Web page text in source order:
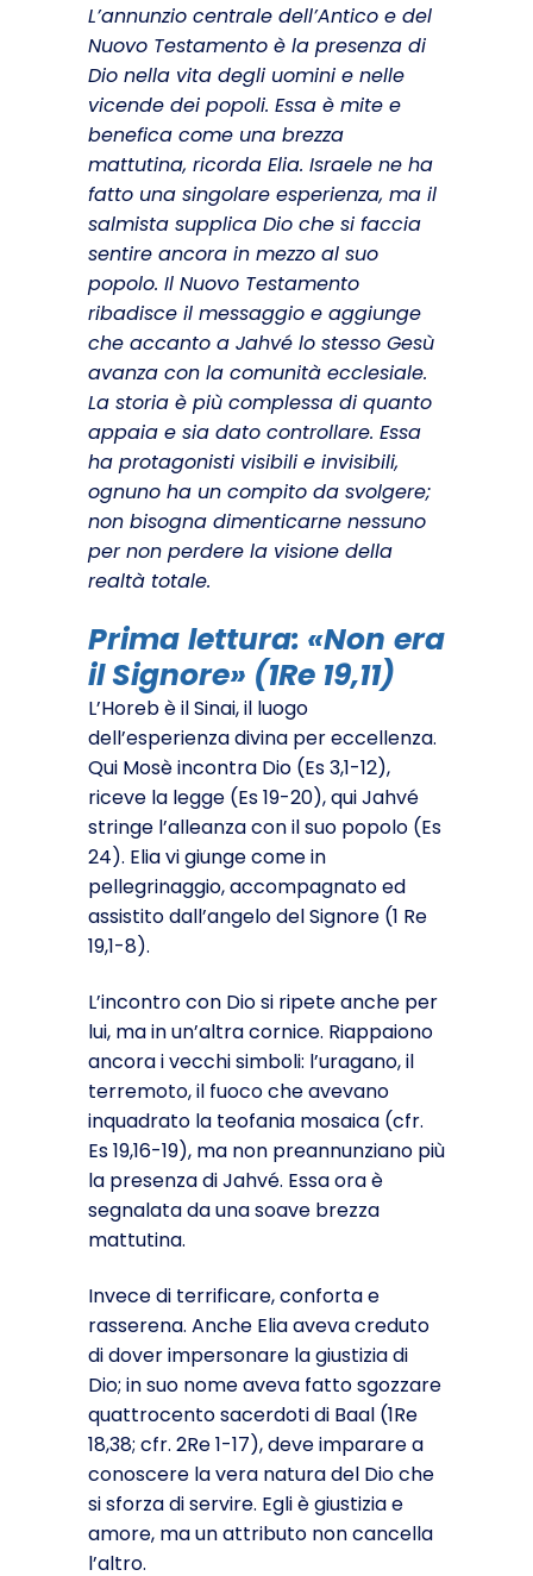
L’annunzio centrale dell’Antico e del
Nuovo Testamento è la presenza di
Dio nella vita degli uomini e nelle
vicende dei popo­li. Essa è mite e
benefica come una brezza
mattutina, ricorda Elia. Israele ne ha
fatto una singolare esperienza, ma il
salmista supplica Dio che si faccia
sentire ancora in mezzo al suo
popolo. Il Nuovo Testamento
ribadisce il messaggio e aggiunge
che accanto a Jahvé lo stesso Gesù
avanza con la comunità ecclesiale.
La storia è più complessa di quanto
appaia e sia dato control­lare. Essa
ha protagonisti visibili e invisibili,
ognuno ha un compito da svolgere;
non bisogna dimenticarne nessuno
per non perdere la visione della
realtà totale.
Prima lettura: «Non era
il Signore» (1Re 19,11)
L’Horeb è il Sinai, il luogo
dell’esperienza divina per eccellenza.
Qui Mosè incontra Dio (Es 3,1-12),
riceve la legge (Es 19-20), qui Jahvé
stringe l’alleanza con il suo popolo (Es
24). Elia vi giunge come in
pellegrinaggio, accom­pagnato ed
assistito dall’angelo del Signore (1 Re
19,1-8).
L’incontro con Dio si ripete anche per
lui, ma in un’altra cornice. Riappaiono
ancora i vecchi simboli: l’uragano, il
terremoto, il fuoco che avevano
inquadrato la teofania mosaica (cfr.
Es 19,16-19), ma non preannunziano più
la presenza di Jahvé. Es­sa ora è
segnalata da una soave brezza
mattutina.
Invece di terrificare, conforta e
rasserena. Anche Elia aveva creduto
di dover impersonare la giustizia di
Dio; in suo nome aveva fatto sgozzare
quattrocento sacerdoti di Baal (1Re
18,38; cfr. 2Re 1-17), deve imparare a
conoscere la vera natura del Dio che
si sforza di servire. Egli è giustizia e
amore, ma un attributo non cancella
l’altro.